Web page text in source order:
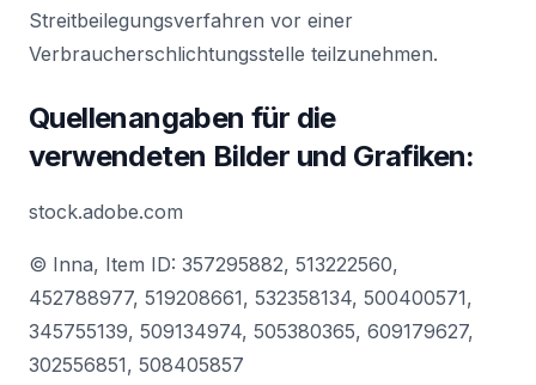
Streitbeilegungsverfahren vor einer
Verbraucherschlichtungsstelle teilzunehmen.
Quellenangaben für die
verwendeten Bilder und Grafiken:
stock.adobe.com
© Inna, Item ID: 357295882, 513222560,
452788977, 519208661, 532358134, 500400571,
345755139, 509134974, 505380365, 609179627,
302556851, 508405857